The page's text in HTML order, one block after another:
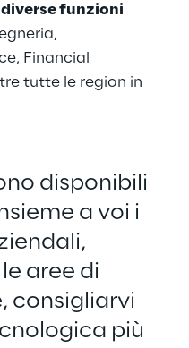
diverse funzioni
Financial
tutte le region in
disponibili
a voi i
aree di
consigliarvi
più